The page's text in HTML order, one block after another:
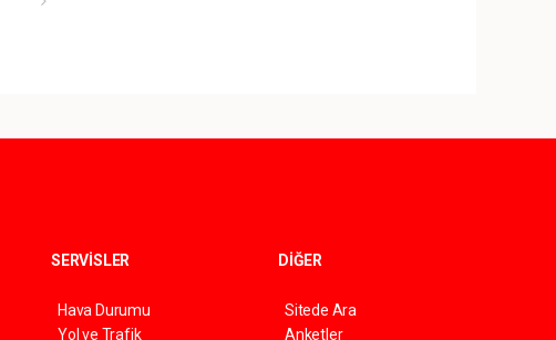
SERVİSLER
Hava Durumu
Yol ve Trafik
DİĞER
Sitede Ara
Anketler